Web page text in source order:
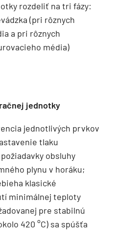
rozdeliť na tri fázy:
(pri rôznych
a pri rôznych
média)
jednotky
jednotlivých prvkov
tlaku
obsluhy
plynu v horáku;
klasické
minimálnej teploty
pre stabilnú
420 °C) sa spúšťa